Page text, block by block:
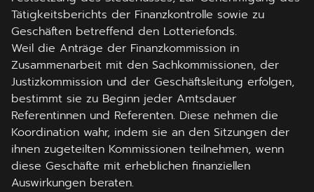
Tätigkeitsberichts der Finanzkontrolle sowie zu
Geschäften betreffend den Lotteriefonds.
Weil die Anträge der Finanzkommission in
Zusammenarbeit mit den Sachkommissionen, der
Justizkommission und der Geschäftsleitung erfolgen,
bestimmt sie zu Beginn jeder Amtsdauer
Referentinnen und Referenten. Diese nehmen die
Koordination wahr, indem sie an den Sitzungen der
ihnen zugeteilten Kommissionen teilnehmen, wenn
diese Geschäfte mit erheblichen finanziellen
Auswirkungen beraten.